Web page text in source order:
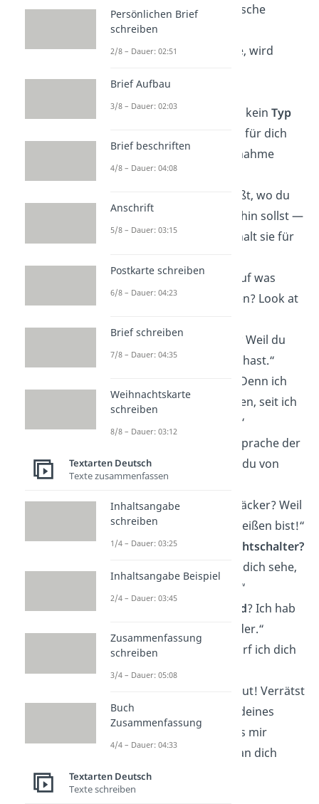
beide auf eine magische
Reise!“
„Wenn ich dich sehe, wird
Hardware.“
„Eigentlich bin ich ja kein Typ
für eine Nacht, aber für dich
würde ich eine Ausnahme
machen.“
„Wenn du nicht weißt, wo du
mit deinen
hin sollst —
gib sie mir und ich halt sie für
„Darf ich dich mal auf was
aufmerksam
machen? Look at
„Kannst du kochen? Weil du
meinHerz
erwärmt hast.“
„Hast du eine Uhr? Denn ich
habe dieZeit
verloren, seit ich
dich gesehen habe.“
die Sprache der
Liebe ist, was hältst du von
einem Gespräch?“
„Sind deine Eltern Bäcker? Weil
du einfach zum Anbeißen bist!“
„Bin ich etwa ein
Lichtschalter?
Jedes Mal, wenn ich dich sehe,
machst du mich an.“
Fahrrad? Ich hab
nämlich einen Ständer.“
„Ich hab
, darf ich dich
vernaschen?“
„Damn, riechst du gut! Verrätst
du mir den Namen deines
, damit ich’s mir
kaufen und immer an dich
denken kann?“
„Du bist wie mein
Persönlichen Brief
schreiben
2/8 – Dauer: 02:51
Brief Aufbau
3/8 – Dauer: 02:03
Brief beschriften
4/8 – Dauer: 04:08
Anschrift
5/8 – Dauer: 03:15
Postkarte schreiben
6/8 – Dauer: 04:23
Brief schreiben
7/8 – Dauer: 04:35
Weihnachtskarte
schreiben
8/8 – Dauer: 03:12
Textarten Deutsch
Texte zusammenfassen
Inhaltsangabe
schreiben
1/4 – Dauer: 03:25
Inhaltsangabe Beispiel
2/4 – Dauer: 03:45
Zusammenfassung
schreiben
3/4 – Dauer: 05:08
Buch
Zusammenfassung
4/4 – Dauer: 04:33
Textarten Deutsch
Texte schreiben